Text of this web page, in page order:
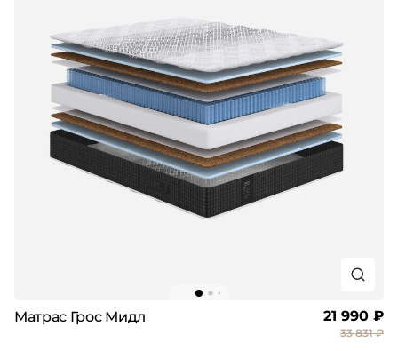
Матрас Грос Мидл 21 990 ₽
33 831 ₽